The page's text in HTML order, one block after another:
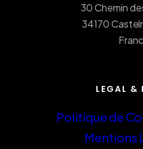
30 Chemin
34170
LEGAL &
Politique de
Mentions